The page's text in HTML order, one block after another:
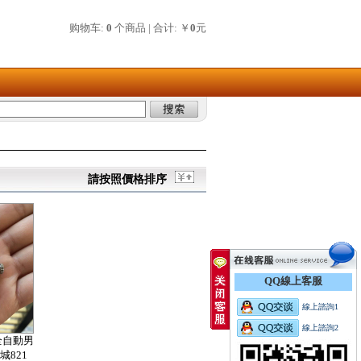
购物车: 0 个商品 | 合计: ￥ 0元
請按照價格排序
動男
821
QQ線上客服
線上諮詢1
線上諮詢2